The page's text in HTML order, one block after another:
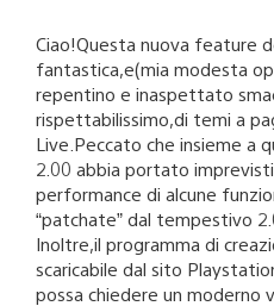
Ciao!Questa nuova feature
fantastica,e(mia modesta
repentino e inaspettato
rispettabilissimo,di temi a
Live.Peccato che insieme a
2.00 abbia portato
performance di alcune
“patchate” dal tempestivo
Inoltre,il programma di
scaricabile dal sito
possa chiedere un moderno